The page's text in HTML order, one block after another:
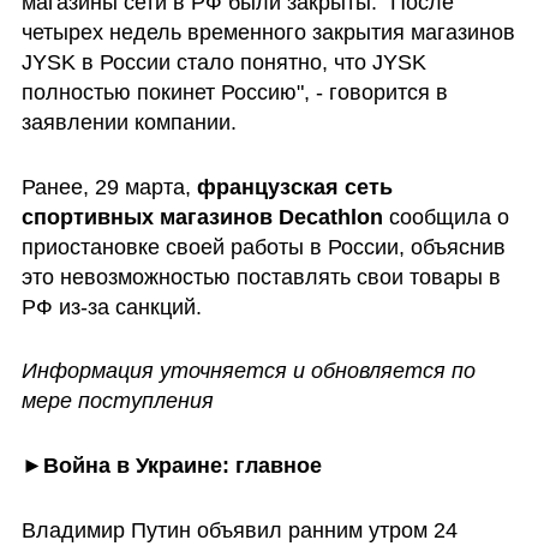
четырех недель временного закрытия магазинов
JYSK в России стало понятно, что JYSK
полностью покинет Россию", - говорится в
заявлении компании.
Ранее, 29 марта, французская сеть
спортивных магазинов Decathlon сообщила о
приостановке своей работы в России, объяснив
это невозможностью поставлять свои товары в
РФ из-за санкций.
Информация уточняется и обновляется по
мере поступления
► Война в Украине: главное
Владимир Путин объявил ранним утром 24